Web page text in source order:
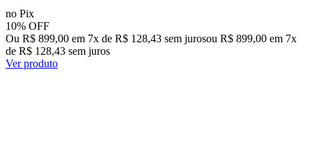
no Pix
10% OFF
Ou R$ 899,00 em 7x de R$ 128,43 sem jurosou R$ 899,00 em 7x
de R$ 128,43 sem juros
Ver produto